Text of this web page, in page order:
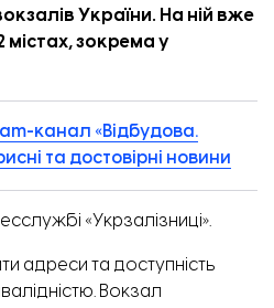
України. На ній вже
містах, зокрема у
канал «Відбудова.
та достовірні новини
«Укрзалізниці».
адреси та доступність
Вокзал